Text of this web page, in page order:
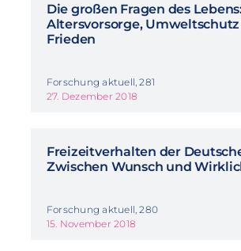
Die großen Fragen des
Altersvorsorge,
Frieden
Forschung aktuell, 281
27. Dezember 2018
Freizeitverhalten der
Zwischen Wunsch und
Forschung aktuell, 280
15. November 2018